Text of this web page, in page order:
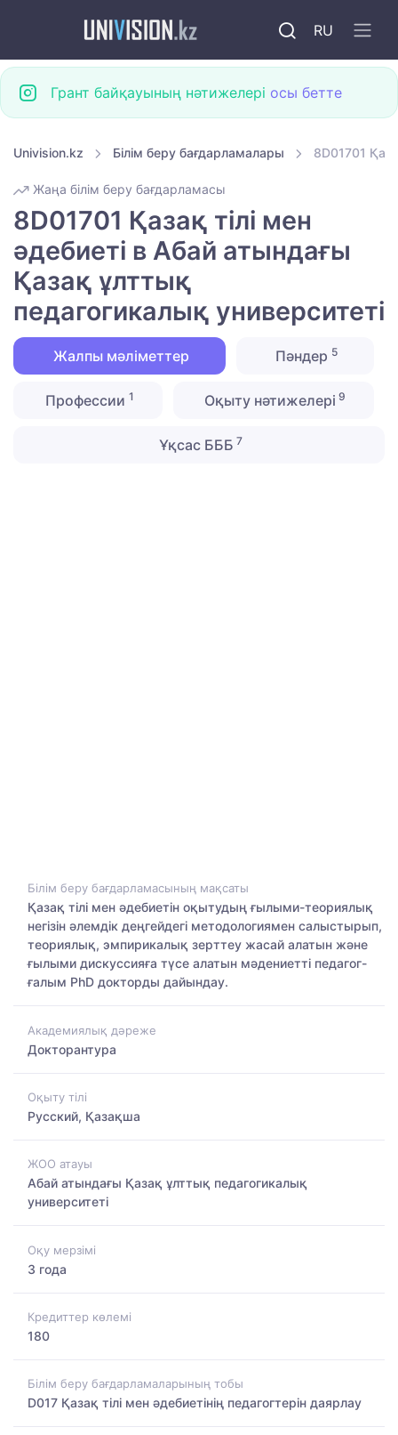
RU
Грант байқауының нәтижелері осы бетте
Univision.kz Білім беру бағдарламалары 8D01701
Жаңа білім беру бағдарламасы
8D01701 Қазақ тілі мен
әдебиеті в Абай атындағы
Қазақ ұлттық
педагогикалық университеті
Жалпы мәліметтер Пәндер 5
Профессии 1 Оқыту нәтижелері 9
Ұқсас БББ 7
Білім беру бағдарламасының мақсаты
Қазақ тілі мен әдебиетін оқытудың ғылыми-теориялық
негізін әлемдік деңгейдегі методологиямен салыстырып,
теориялық, эмпирикалық зерттеу жасай алатын және
ғылыми дискуссияға түсе алатын мәдениетті педагог-
ғалым PhD докторды дайындау.
Академиялық дәреже
Докторантура
Оқыту тілі
Русский, Қазақша
ЖОО атауы
Абай атындағы Қазақ ұлттық педагогикалық
университеті
Оқу мерзімі
3 года
Кредиттер көлемі
180
Білім беру бағдарламаларының тобы
D017 Қазақ тілі мен әдебиетінің педагогтерін даярлау